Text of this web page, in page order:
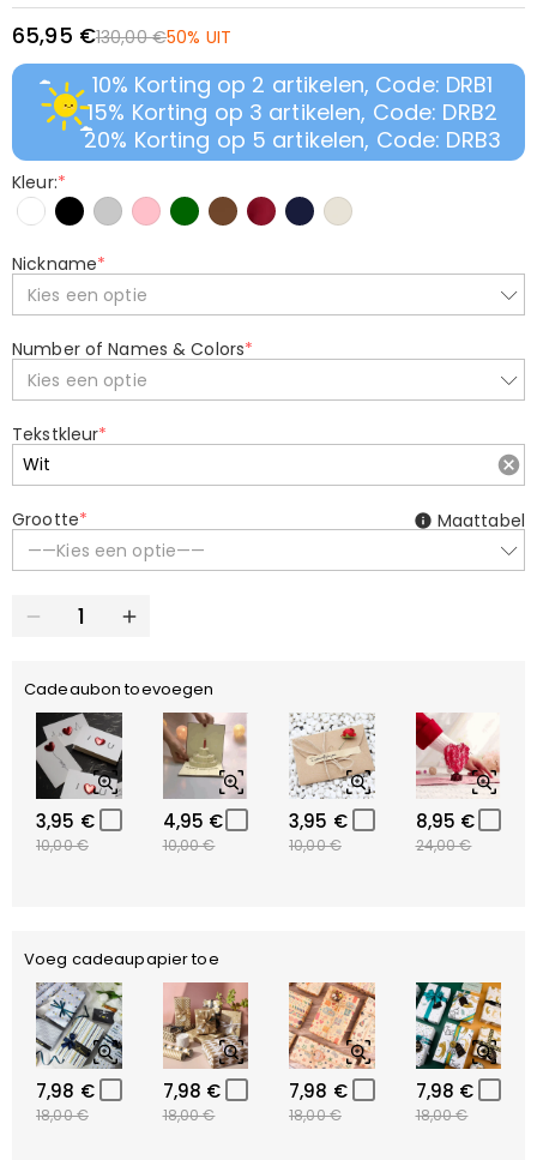
65,95 €130,00 €50% UIT
10% Korting op 2 artikelen, Code: DRB1
15% Korting op 3 artikelen, Code: DRB2
20% Korting op 5 artikelen, Code: DRB3
Kleur:*
Nickname*
Kies een optie
Number of Names & Colors*
Kies een optie
Tekstkleur*
Grootte*
——Kies een optie——
Maattabel
Cadeaubon toevoegen
3,95 €
10,00 €
4,95 €
10,00 €
3,95 €
10,00 €
8,95 €
24,00 €
Voeg cadeaupapier toe
7,98 €
18,00 €
7,98 €
18,00 €
7,98 €
18,00 €
7,98 €
18,00 €